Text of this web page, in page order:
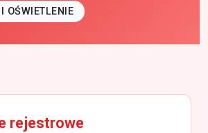
OŚWIETLENIE
rejestrowe